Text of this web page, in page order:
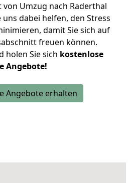
Umzug nach Raderthal
uns dabei helfen, den Stress
damit Sie sich auf
freuen können.
holen Sie sich kostenlose
Angebote!
Angebote erhalten